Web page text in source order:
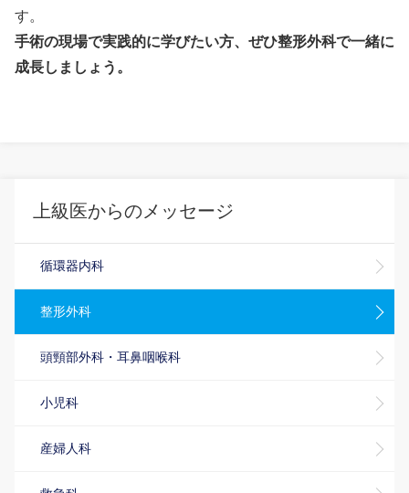
す。
手術の現場で実践的に学びたい方、ぜひ整形外科で一緒に
成長しましょう。
上級医からのメッセージ
循環器内科
整形外科
頭頸部外科・耳鼻咽喉科
小児科
産婦人科